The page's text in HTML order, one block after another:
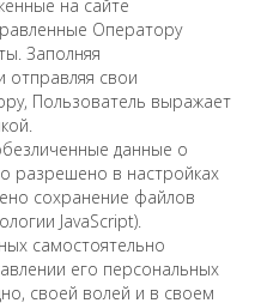
на сайте
Оператору
Заполняя
свои
Пользователь выражает
данные о
разрешено в настройках
сохранение файлов
JavaScript).
самостоятельно
его персональных
своей волей и в своем